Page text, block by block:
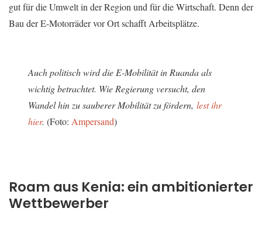
gut für die Umwelt in der Region und für die Wirtschaft. Denn der
Bau der E-Motorräder vor Ort schafft Arbeitsplätze.
Auch politisch wird die E-Mobilität in Ruanda als
wichtig betrachtet. Wie Regierung versucht, den
Wandel hin zu sauberer Mobilität zu fördern,lest ihr
hier. (Foto:Ampersand)
Roam aus Kenia: ein ambitionierter
Wettbewerber